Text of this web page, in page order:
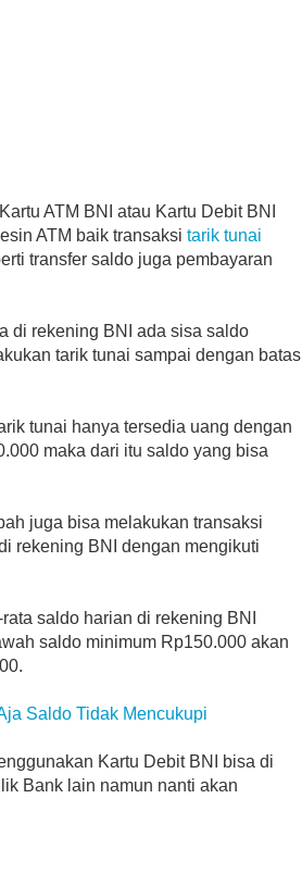
ATM BNI atau Kartu Debit BNI
ATM baik transaksi tarik tunai
transfer saldo juga pembayaran
di rekening BNI ada sisa saldo
tarik tunai sampai dengan batas
tunai hanya tersedia uang dengan
maka dari itu saldo yang bisa
juga bisa melakukan transaksi
rekening BNI dengan mengikuti
saldo harian di rekening BNI
saldo minimum Rp150.000 akan
Saldo Tidak Mencukupi
Kartu Debit BNI bisa di
Bank lain namun nanti akan